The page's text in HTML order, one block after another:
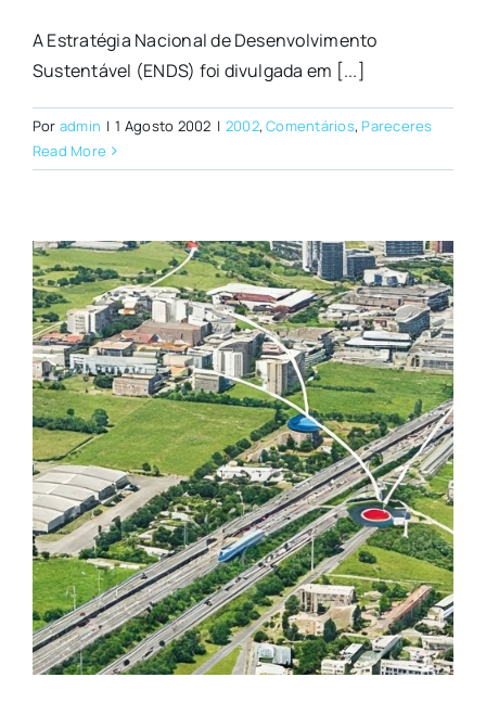
A Estratégia Nacional de Desenvolvimento
Sustentável (ENDS) foi divulgada em [...]
Por admin | 1 Agosto 2002 | 2002,Comentários, Pareceres
Read More